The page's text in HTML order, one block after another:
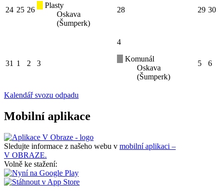
24 25 26
Plasty
Oskava
(Šumperk)
28 29 30
31 1 2 3
4
Komunál
Oskava
(Šumperk)
5 6
Kalendář svozu odpadu
Mobilní aplikace
Sledujte informace z našeho webu v mobilní aplikaci –
V OBRAZE.
Volně ke stažení: